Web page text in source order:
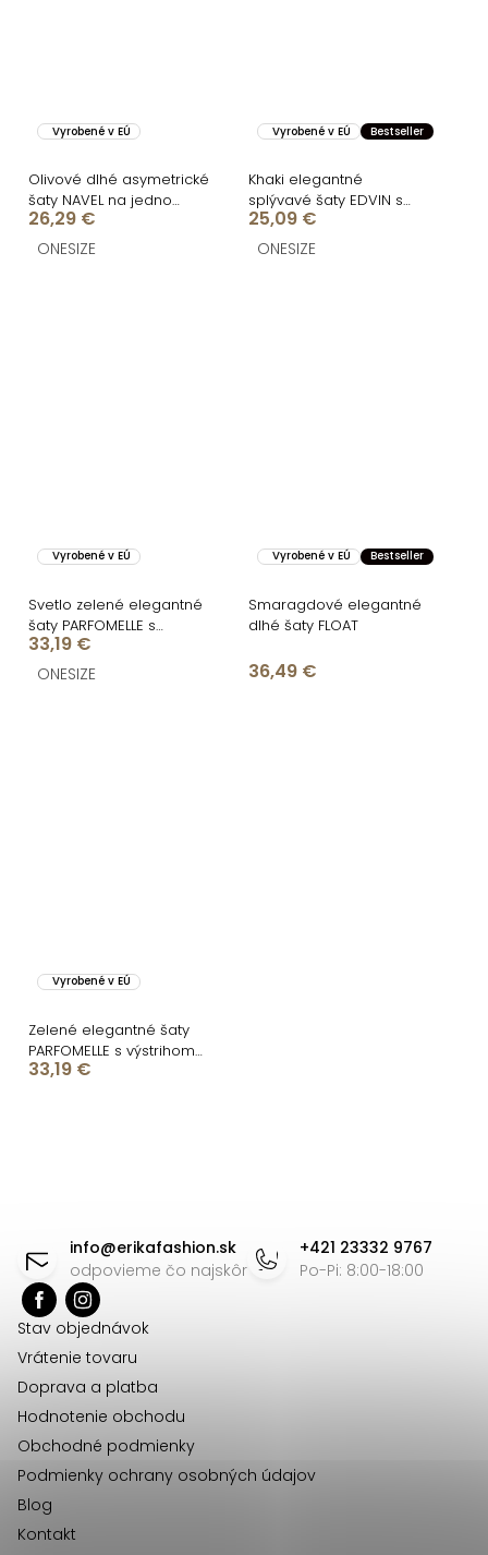
Vyrobené v EÚ
Olivové dlhé asymetrické
šaty NAVEL na jedno
rameno
26,29 €
ONESIZE
Vyrobené v EÚ Bestseller
Khaki elegantné
splývavé šaty EDVIN s
výstrihom
25,09 €
ONESIZE
Vyrobené v EÚ
Svetlo zelené elegantné
šaty PARFOMELLE s
výstrihom do V
33,19 €
ONESIZE
Vyrobené v EÚ Bestseller
Smaragdové elegantné
dlhé šaty FLOAT
36,49 €
Vyrobené v EÚ
Zelené elegantné šaty
PARFOMELLE s výstrihom
do V
33,19 €
a
y
info@erikafashion.sk
odpovieme čo najskôr
+421 23332 9767
Po-Pi: 8:00-18:00
Stav objednávok
Vrátenie tovaru
Doprava a platba
Hodnotenie obchodu
Obchodné podmienky
Podmienky ochrany osobných údajov
Blog
Kontakt